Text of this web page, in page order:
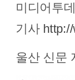
미디어투데
기사
울산 신문